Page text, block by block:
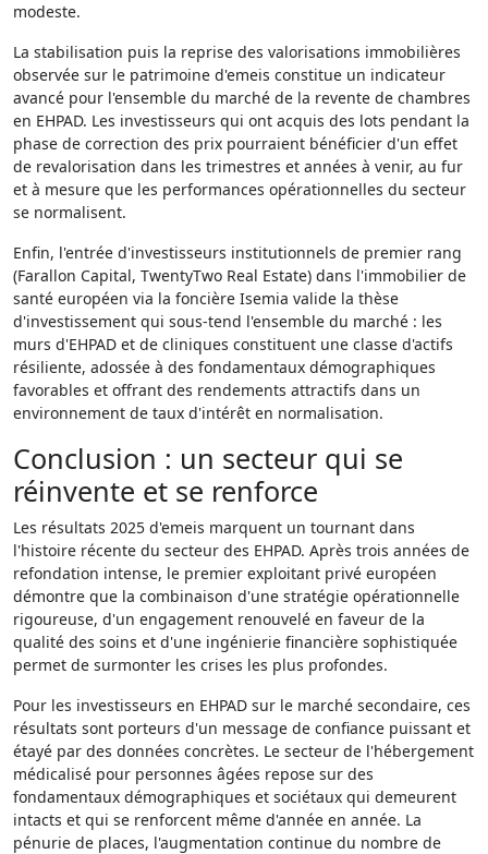
modeste.
La stabilisation puis la reprise des valorisations immobilières
observée sur le patrimoine d'emeis constitue un indicateur
avancé pour l'ensemble du marché de la revente de chambres
en EHPAD. Les investisseurs qui ont acquis des lots pendant la
phase de correction des prix pourraient bénéficier d'un effet
de revalorisation dans les trimestres et années à venir, au fur
et à mesure que les performances opérationnelles du secteur
se normalisent.
Enfin, l'entrée d'investisseurs institutionnels de premier rang
(Farallon Capital, TwentyTwo Real Estate) dans l'immobilier de
santé européen via la foncière Isemia valide la thèse
d'investissement qui sous-tend l'ensemble du marché : les
murs d'EHPAD et de cliniques constituent une classe d'actifs
résiliente, adossée à des fondamentaux démographiques
favorables et offrant des rendements attractifs dans un
environnement de taux d'intérêt en normalisation.
Conclusion : un secteur qui se
réinvente et se renforce
Les résultats 2025 d'emeis marquent un tournant dans
l'histoire récente du secteur des EHPAD. Après trois années de
refondation intense, le premier exploitant privé européen
démontre que la combinaison d'une stratégie opérationnelle
rigoureuse, d'un engagement renouvelé en faveur de la
qualité des soins et d'une ingénierie financière sophistiquée
permet de surmonter les crises les plus profondes.
Pour les investisseurs en EHPAD sur le marché secondaire, ces
résultats sont porteurs d'un message de confiance puissant et
étayé par des données concrètes. Le secteur de l'hébergement
médicalisé pour personnes âgées repose sur des
fondamentaux démographiques et sociétaux qui demeurent
intacts et qui se renforcent même d'année en année. La
pénurie de places, l'augmentation continue du nombre de